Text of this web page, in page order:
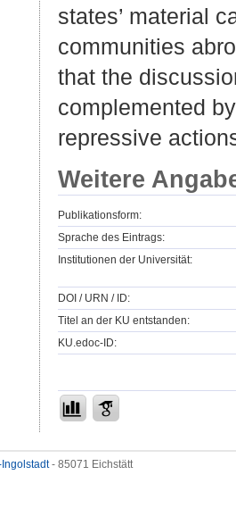
states’ material
communities
that the
complemented
repressive
Weitere
Publikationsform:
Sprache des Eintrags:
Institutionen der Universität:
DOI / URN / ID:
Titel an der KU entstanden:
KU.edoc-ID:
- 85071 Eichstätt